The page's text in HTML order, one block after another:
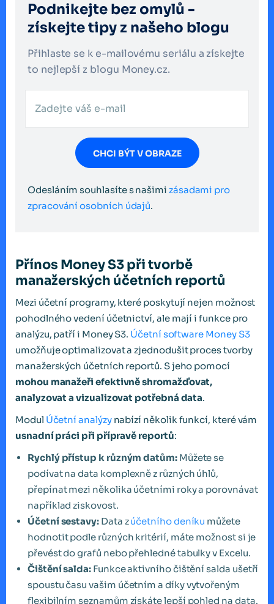
Podnikejte bez omylů -
získejte tipy z našeho blogu
Přihlaste se k e-mailovému seriálu a získejte
to nejlepší z blogu Money.cz.
CHCI BÝT V OBRAZE
Odesláním souhlasíte s našimi zásadami pro
zpracování osobních údajů.
Přínos Money S3 při tvorbě
manažerských účetních reportů
Mezi účetní programy, které poskytují nejen možnost
pohodlného vedení účetnictví, ale mají i funkce pro
analýzu, patří i Money S3. Účetní software Money S3
umožňuje optimalizovat a zjednodušit proces tvorby
manažerských účetních reportů. S jeho pomocí
mohou manažeři efektivně shromažďovat,
analyzovat a vizualizovat potřebná data.
Modul Účetní analýzynabízí několik funkcí, které vám
usnadní práci při přípravě reportů:
Rychlý přístup k různým datům:Můžete se
podívat na data komplexně z různých úhlů,
přepínat mezi několika účetními roky a porovnávat
například ziskovost.
Účetní sestavy: Data zúčetního deníku můžete
hodnotit podle různých kritérií, máte možnost si je
převést do grafů nebo přehledné tabulky v Excelu.
Čištění salda: Funkce aktivního čištění salda ušetří
spoustu času vašim účetním a díky vytvořeným
flexibilním seznamům získáte lepší pohled na data.